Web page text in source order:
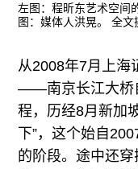
左图：程昕东艺术空间
图：媒体人洪晃。 全文
从2008年7月上海
——南京长江大桥
程，历经8月新加
下”，这个始自
的阶段。途中还穿